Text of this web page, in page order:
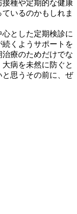
種や定期的な健康
いるのかもしれま
とした定期検診に
くようサポートを
療のためだけでな
病を未然に防ぐと
思うその前に、ぜ